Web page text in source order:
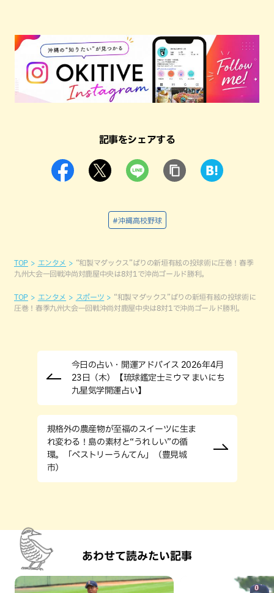
記事をシェアする
#沖縄高校野球
TOP エンタメ
“和製マダックス”ばりの新垣有絃の投球術に圧巻！春季
九州大会一回戦沖尚対鹿屋中央は8対1で沖尚ゴールド勝利。
TOP エンタメ スポーツ
“和製マダックス”ばりの新垣有絃の投球術に
圧巻！春季九州大会一回戦沖尚対鹿屋中央は8対1で沖尚ゴールド勝利。
今日の占い・開運アドバイス 2026年4月
23日（木）【琉球鑑定士ミウマ まいにち
九星気学開運占い】
規格外の農産物が至福のスイーツに生ま
れ変わる！島の素材と“うれしい”の循
環。「ペストリーうんてん」（豊見城
市）
あわせて読みたい記事